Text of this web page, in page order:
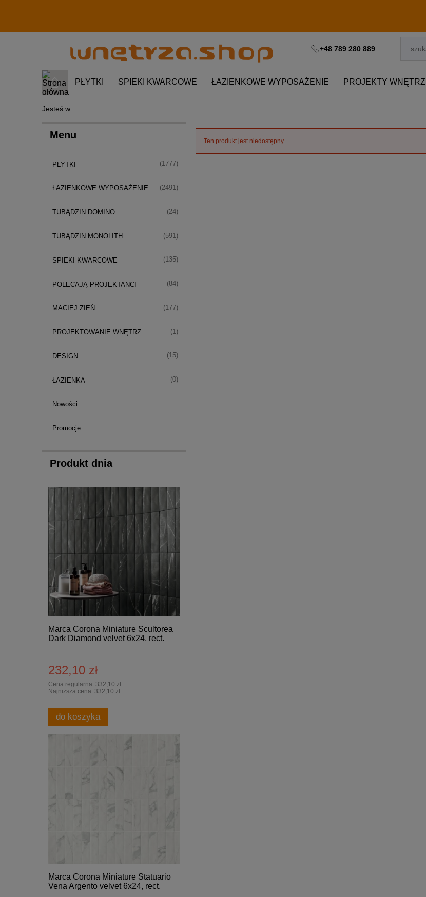
+48 789 280 889
PŁYTKI SPIEKI KWARCOWE ŁAZIENKOWE WYPOSAŻENIE PROJEKTY WNĘTRZ
Jesteś w:
Menu
PŁYTKI (1777)
ŁAZIENKOWE WYPOSAŻENIE (2491)
TUBĄDZIN DOMINO (24)
TUBĄDZIN MONOLITH (591)
SPIEKI KWARCOWE (135)
POLECAJĄ PROJEKTANCI (84)
MACIEJ ZIEŃ (177)
PROJEKTOWANIE WNĘTRZ (1)
DESIGN (15)
ŁAZIENKA (0)
Nowości
Promocje
Produkt dnia
Marca Corona Miniature Scultorea
Dark Diamond velvet 6x24, rect.
232,10 zł
Cena regularna: 332,10 zł
Najniższa cena: 332,10 zł
do koszyka
Marca Corona Miniature Statuario
Vena Argento velvet 6x24, rect.
Ten produkt jest niedostępny.